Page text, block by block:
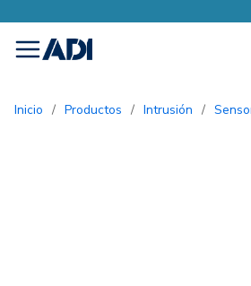
menu
Inicio / Productos / Intrusión /